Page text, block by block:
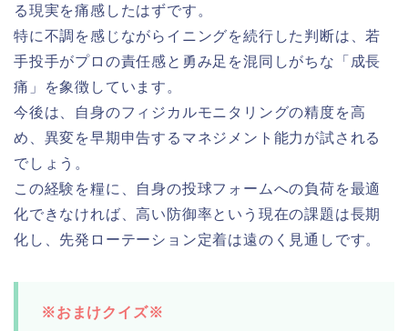
る現実を痛感したはずです。
特に不調を感じながらイニングを続行した判断は、若
手投手がプロの責任感と勇み足を混同しがちな「成長
痛」を象徴しています。
今後は、自身のフィジカルモニタリングの精度を高
め、異変を早期申告するマネジメント能力が試される
でしょう。
この経験を糧に、自身の投球フォームへの負荷を最適
化できなければ、高い防御率という現在の課題は長期
化し、先発ローテーション定着は遠のく見通しです。
※おまけクイズ※